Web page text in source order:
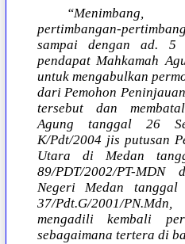
“Menimbang,
pertimbangan-
sampai dengan ad. 5
pendapat Mahkamah
untuk mengabulkan
dari Pemohon
tersebut dan
Agung tanggal 26
K/Pdt/2004 jis putusan
Utara di Medan
89/PDT/2002/PT-
Negeri Medan
37/Pdt.G/2001/
mengadili kembali
sebagaimana tertera di